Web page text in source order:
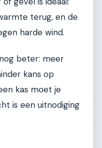
terug, en de
harde wind.
beter: meer
kans op
kas moet je
is een uitnodiging